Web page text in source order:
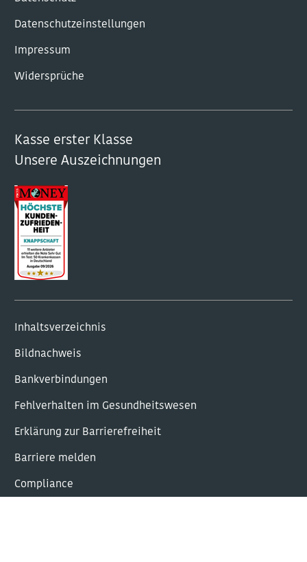
Datenschutzeinstellungen
Impressum
Widersprüche
Kasse erster Klasse
Unsere Auszeichnungen
Inhaltsverzeichnis
Bildnachweis
Bankverbindungen
Fehlverhalten im Gesundheitswesen
Erklärung zur Barrierefreiheit
Barriere melden
Com­plian­ce